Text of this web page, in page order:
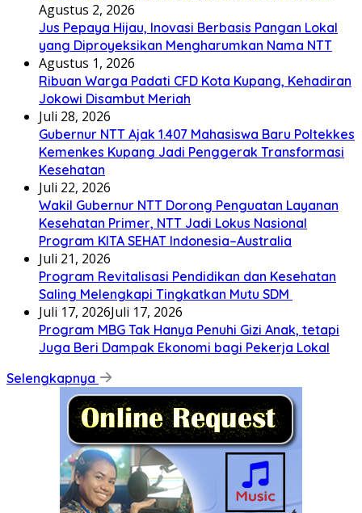
Agustus 2, 2026
Jus Pepaya Hijau, Inovasi Berbasis Pangan Lokal
yang Diproyeksikan Mengharumkan Nama NTT
Agustus 1, 2026
Ribuan Warga Padati CFD Kota Kupang, Kehadiran
Jokowi Disambut Meriah
Juli 28, 2026
Gubernur NTT Ajak 1.407 Mahasiswa Baru Poltekkes
Kemenkes Kupang Jadi Penggerak Transformasi
Kesehatan
Juli 22, 2026
Wakil Gubernur NTT Dorong Penguatan Layanan
Kesehatan Primer, NTT Jadi Lokus Nasional
Program KITA SEHAT Indonesia–Australia
Juli 21, 2026
Program Revitalisasi Pendidikan dan Kesehatan
Saling Melengkapi Tingkatkan Mutu SDM
Juli 17, 2026Juli 17, 2026
Program MBG Tak Hanya Penuhi Gizi Anak, tetapi
Juga Beri Dampak Ekonomi bagi Pekerja Lokal
Selengkapnya